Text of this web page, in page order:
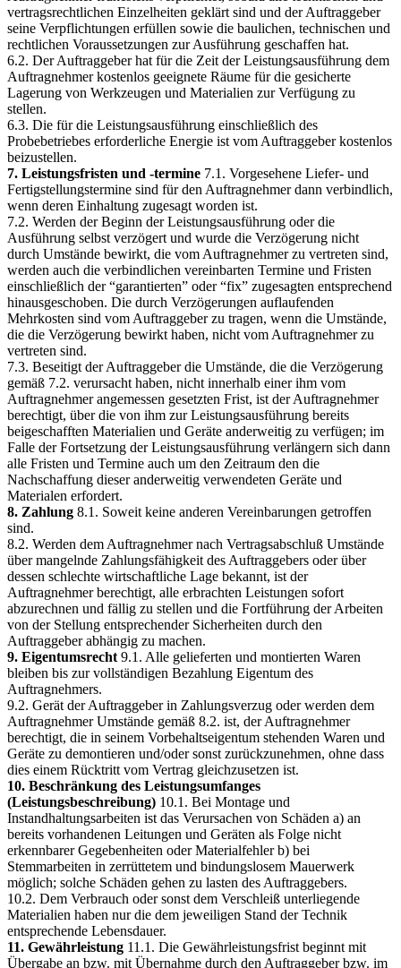
vertragsrechtlichen Einzelheiten geklärt sind und der Auftraggeber
seine Verpflichtungen erfüllen sowie die baulichen, technischen und
rechtlichen Voraussetzungen zur Ausführung geschaffen hat.
6.2. Der Auftraggeber hat für die Zeit der Leistungsausführung dem
Auftragnehmer kostenlos geeignete Räume für die gesicherte
Lagerung von Werkzeugen und Materialien zur Verfügung zu
stellen.
6.3. Die für die Leistungsausführung einschließlich des
Probebetriebes erforderliche Energie ist vom Auftraggeber kostenlos
beizustellen.
7. Leistungsfristen und -termine 7.1. Vorgesehene Liefer- und
Fertigstellungstermine sind für den Auftragnehmer dann verbindlich,
wenn deren Einhaltung zugesagt worden ist.
7.2. Werden der Beginn der Leistungsausführung oder die
Ausführung selbst verzögert und wurde die Verzögerung nicht
durch Umstände bewirkt, die vom Auftragnehmer zu vertreten sind,
werden auch die verbindlichen vereinbarten Termine und Fristen
einschließlich der “garantierten” oder “fix” zugesagten entsprechend
hinausgeschoben. Die durch Verzögerungen auflaufenden
Mehrkosten sind vom Auftraggeber zu tragen, wenn die Umstände,
die die Verzögerung bewirkt haben, nicht vom Auftragnehmer zu
vertreten sind.
7.3. Beseitigt der Auftraggeber die Umstände, die die Verzögerung
gemäß 7.2. verursacht haben, nicht innerhalb einer ihm vom
Auftragnehmer angemessen gesetzten Frist, ist der Auftragnehmer
berechtigt, über die von ihm zur Leistungsausführung bereits
beigeschafften Materialien und Geräte anderweitig zu verfügen; im
Falle der Fortsetzung der Leistungsausführung verlängern sich dann
alle Fristen und Termine auch um den Zeitraum den die
Nachschaffung dieser anderweitig verwendeten Geräte und
Materialen erfordert.
8. Zahlung 8.1. Soweit keine anderen Vereinbarungen getroffen
sind.
8.2. Werden dem Auftragnehmer nach Vertragsabschluß Umstände
über mangelnde Zahlungsfähigkeit des Auftraggebers oder über
dessen schlechte wirtschaftliche Lage bekannt, ist der
Auftragnehmer berechtigt, alle erbrachten Leistungen sofort
abzurechnen und fällig zu stellen und die Fortführung der Arbeiten
von der Stellung entsprechender Sicherheiten durch den
Auftraggeber abhängig zu machen.
9. Eigentumsrecht 9.1. Alle gelieferten und montierten Waren
bleiben bis zur vollständigen Bezahlung Eigentum des
Auftragnehmers.
9.2. Gerät der Auftraggeber in Zahlungsverzug oder werden dem
Auftragnehmer Umstände gemäß 8.2. ist, der Auftragnehmer
berechtigt, die in seinem Vorbehaltseigentum stehenden Waren und
Geräte zu demontieren und/oder sonst zurückzunehmen, ohne dass
dies einem Rücktritt vom Vertrag gleichzusetzen ist.
10. Beschränkung des Leistungsumfanges
(Leistungsbeschreibung) 10.1. Bei Montage und
Instandhaltungsarbeiten ist das Verursachen von Schäden a) an
bereits vorhandenen Leitungen und Geräten als Folge nicht
erkennbarer Gegebenheiten oder Materialfehler b) bei
Stemmarbeiten in zerrüttetem und bindungslosem Mauerwerk
möglich; solche Schäden gehen zu lasten des Auftraggebers.
10.2. Dem Verbrauch oder sonst dem Verschleiß unterliegende
Materialien haben nur die dem jeweiligen Stand der Technik
entsprechende Lebensdauer.
11. Gewährleistung 11.1. Die Gewährleistungsfrist beginnt mit
Übergabe an bzw. mit Übernahme durch den Auftraggeber bzw. im